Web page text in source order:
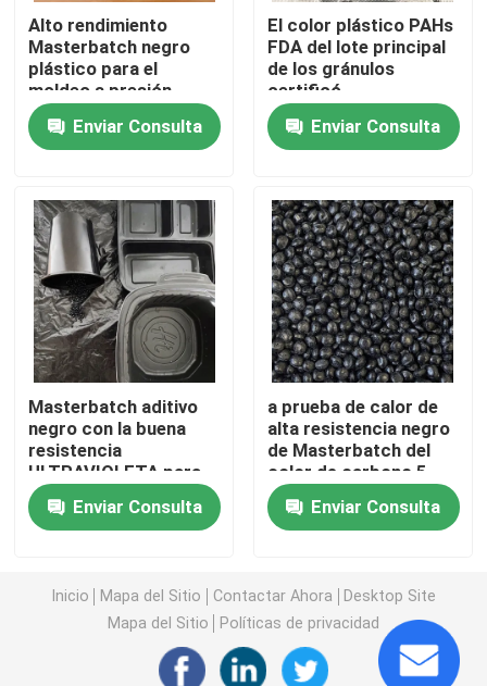
Solicitar una cita
Lote principal plástico
Máquina de moldeo por inyección de plástico
Moldeo por inyección plástico
Materias primas auxiliares químicas
Alto rendimiento
Masterbatch negro
plástico para el
moldeo a presión
Enviar Consulta
El color plástico PAHs
FDA del lote principal
de los gránulos
certificó
Enviar Consulta
Masterbatch aditivo
negro con la buena
resistencia
ULTRAVIOLETA para
el colorante
Enviar Consulta
a prueba de calor de
alta resistencia negro
de Masterbatch del
color de carbono 5-
25g/10min
Enviar Consulta
Inicio Mapa del Sitio Contactar Ahora
Desktop Site
Mapa del Sitio
Políticas de privacidad